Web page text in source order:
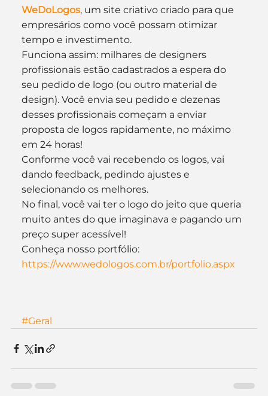
WeDoLogos, um site criativo criado para que
empresários como você possam otimizar
tempo e investimento.
Funciona assim: milhares de designers
profissionais estão cadastrados a espera do
seu pedido de logo (ou outro material de
design). Você envia seu pedido e dezenas
desses profissionais começam a enviar
proposta de logos rapidamente, no máximo
em 24 horas!
Conforme você vai recebendo os logos, vai
dando feedback, pedindo ajustes e
selecionando os melhores.
No final, você vai ter o logo do jeito que queria
muito antes do que imaginava e pagando um
preço super acessível!
Conheça nosso portfólio:
https://www.wedologos.com.br/portfolio.aspx
#Geral